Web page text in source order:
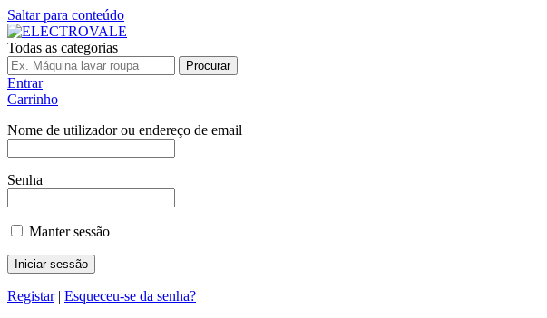
Saltar para conteúdo
Todas as categorias
Procurar
Entrar
Carrinho
Nome de utilizador ou endereço de email
Senha
Manter sessão
Registar| Esqueceu-se da senha?